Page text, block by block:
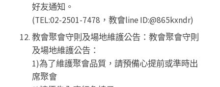
好友通知。
(TEL:02-2501-7478，教會line ID:@865kxndr)
教會聚會守則及場地維護公告：教會聚會守則
及場地維護公告：
1)為了維護聚會品質，請預備心提前或準時出
席聚會